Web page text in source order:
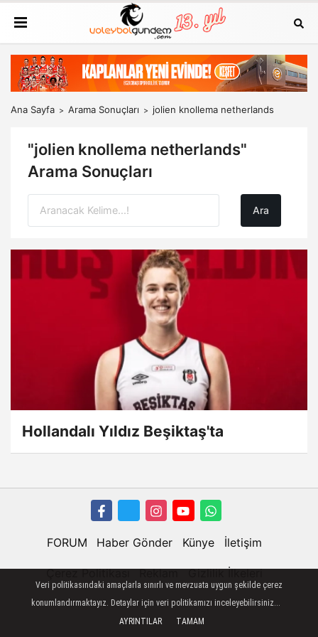
Ana Sayfa Arama Sonuçları jolien knollema netherlands
"jolien knollema netherlands"
Arama Sonuçları
Hollandalı Yıldız Beşiktaş'ta
FORUM Haber Gönder Künye İletişim
Çerez Politikası Reklam Gizlilik İlkeleri
Veri politikasındaki amaçlarla sınırlı ve mevzuata uygun şekilde çerez
konumlandırmaktayız. Detaylar için veri politikamızı inceleyebilirsiniz...
AYRINTILAR
TAMAM